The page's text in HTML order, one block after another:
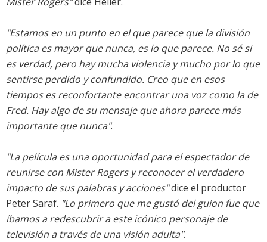
"Estamos en un punto en el que parece que la división
política es mayor que nunca, es lo que parece. No sé si
es verdad, pero hay mucha violencia y mucho por lo que
sentirse perdido y confundido. Creo que en esos
tiempos es reconfortante encontrar una voz como la de
Fred. Hay algo de su mensaje que ahora parece más
importante que nunca".
"La película es una oportunidad para el espectador de
reunirse con Mister Rogers y reconocer el verdadero
impacto de sus palabras y acciones"dice el productor
Peter Saraf. "Lo primero que me gustó del guion fue que
íbamos a redescubrir a este icónico personaje de
televisión a través de una visión adulta".